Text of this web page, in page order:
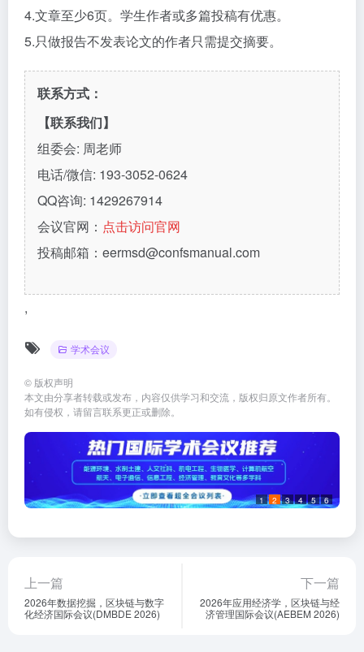
4.文章至少6页。学生作者或多篇投稿有优惠。
5.只做报告不发表论文的作者只需提交摘要。
联系方式：
【联系我们】
组委会: 周老师
电话/微信: 193-3052-0624
QQ咨询: 1429267914
会议官网： 点击访问官网
投稿邮箱：eermsd@confsmanual.com
,
学术会议
© 版权声明
本文由分享者转载或发布，内容仅供学习和交流，版权归原文作者所有。
如有侵权，请留言联系更正或删除。
1 2 3 4 5 6
上一篇
2026年数据挖掘，区块链与数字
化经济国际会议(DMBDE 2026)
下一篇
2026年应用经济学，区块链与经
济管理国际会议(AEBEM 2026)